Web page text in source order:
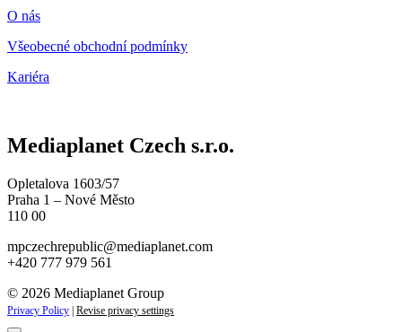
O nás
Všeobecné obchodní podmínky
Kariéra
Mediaplanet Czech s.r.o.
Opletalova 1603/57
Praha 1 – Nové Město
110 00
mpczechrepublic@mediaplanet.com
+420 777 979 561
© 2026 Mediaplanet Group
Privacy Policy | Revise privacy settings